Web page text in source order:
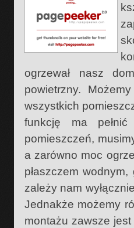
ogrzewał nasz
powietrzny.
wszystkich
funkcję ma
pomieszczeń,
a zarówno moc
płaszczem
zależy nam
Jednakże możemy
montażu zawsze